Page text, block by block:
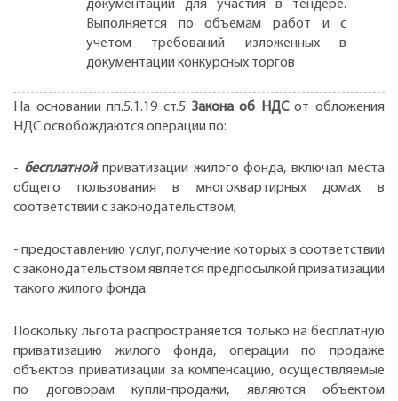
документации для участия в тендере.
Выполняется по объемам работ и с
учетом требований изложенных в
документации конкурсных торгов
На основании пп.5.1.19 ст.5 Закона об НДСот обложения
НДС освобождаются операции по:
- бесплатнойприватизации жилого фонда, включая места
общего пользования в многоквартирных домах в
соответствии с законодательством;
- предоставлению услуг, получение которых в соответствии
с законодательством является предпосылкой приватизации
такого жилого фонда.
Поскольку льгота распространяется только на бесплатную
приватизацию жилого фонда, операции по продаже
объектов приватизации за компенсацию, осуществляемые
по договорам купли-продажи, являются объектом